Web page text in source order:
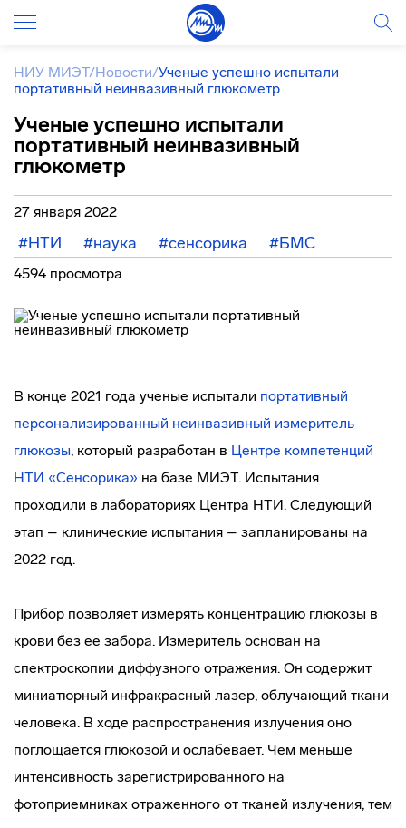
НИУ МИЭТ/Новости/Ученые успешно испытали
портативный неинвазивный глюкометр
Ученые успешно испытали
портативный неинвазивный
глюкометр
27 января 2022
#НТИ #наука #сенсорика #БМС
4594 просмотра
В конце 2021 года ученые испытали портативный
персонализированный неинвазивный измеритель
глюкозы, который разработан в Центре компетенций
НТИ «Сенсорика» на базе МИЭТ. Испытания
проходили в лабораториях Центра НТИ. Следующий
этап – клинические испытания – запланированы на
2022 год.
Прибор позволяет измерять концентрацию глюкозы в
крови без ее забора. Измеритель основан на
спектроскопии диффузного отражения. Он содержит
миниатюрный инфракрасный лазер, облучающий ткани
человека. В ходе распространения излучения оно
поглощается глюкозой и ослабевает. Чем меньше
интенсивность зарегистрированного на
фотоприемниках отраженного от тканей излучения, тем